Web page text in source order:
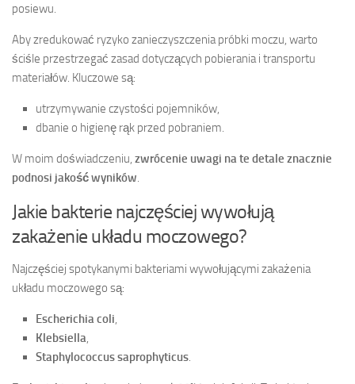
posiewu.
Aby zredukować ryzyko zanieczyszczenia próbki moczu, warto
ściśle przestrzegać zasad dotyczących pobierania i transportu
materiałów. Kluczowe są:
utrzymywanie czystości pojemników,
dbanie o higienę rąk przed pobraniem.
W moim doświadczeniu, zwrócenie uwagi na te detale znacznie
podnosi jakość wyników
Jakie bakterie najczęściej wywołują
zakażenie układu moczowego?
Najczęściej spotykanymi bakteriami wywołującymi zakażenia
układu moczowego są:
Escherichia coli
Klebsiella
Staphylococcus saprophyticus